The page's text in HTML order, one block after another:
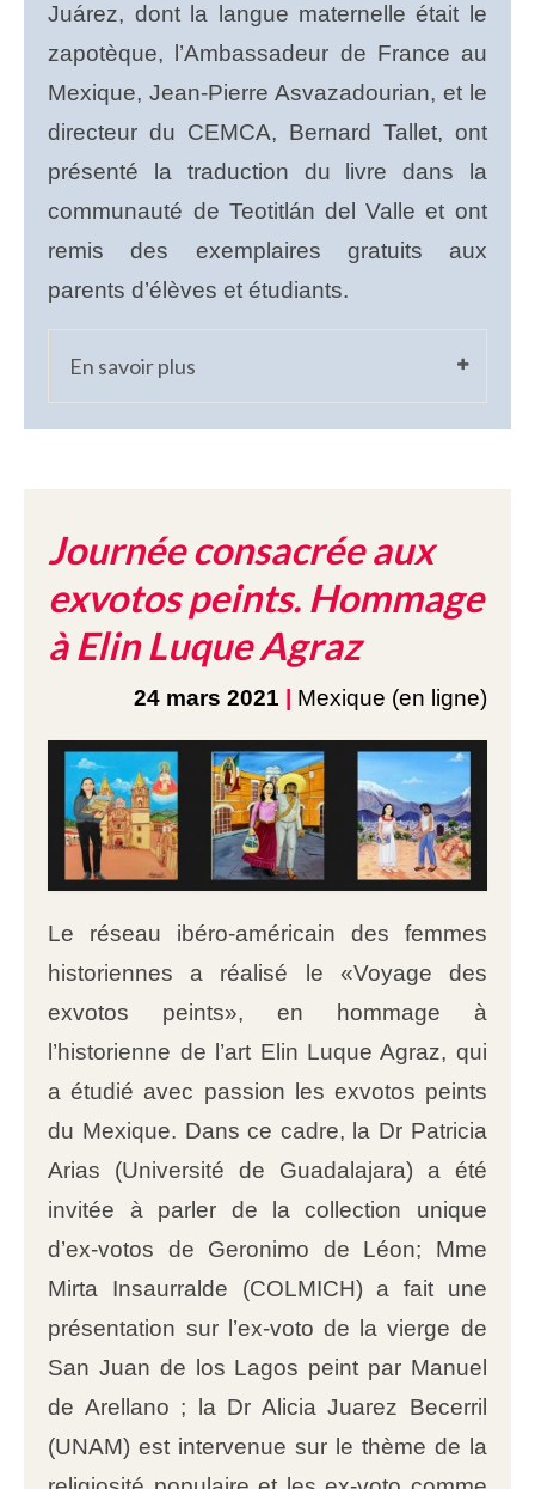
Juárez, dont la langue maternelle était le
zapotèque, l’Ambassadeur de France au
Mexique, Jean-Pierre Asvazadourian, et le
directeur du CEMCA, Bernard Tallet, ont
présenté la traduction du livre dans la
communauté de Teotitlán del Valle et ont
remis des exemplaires gratuits aux
parents d’élèves et étudiants.
En savoir plus
Journée consacrée aux
exvotos peints. Hommage
à Elin Luque Agraz
24 mars 2021 Mexique (en ligne)
Le réseau ibéro-américain des femmes
historiennes a réalisé le «Voyage des
exvotos peints», en hommage à
l’historienne de l’art Elin Luque Agraz, qui
a étudié avec passion les exvotos peints
du Mexique. Dans ce cadre, la Dr Patricia
Arias (Université de Guadalajara) a été
invitée à parler de la collection unique
d’ex-votos de Geronimo de Léon; Mme
Mirta Insaurralde (COLMICH) a fait une
présentation sur l’ex-voto de la vierge de
San Juan de los Lagos peint par Manuel
de Arellano ; la Dr Alicia Juarez Becerril
(UNAM) est intervenue sur le thème de la